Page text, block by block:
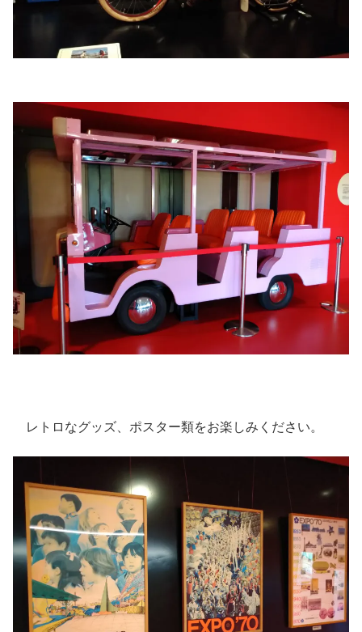
レトロなグッズ、ポスター類をお楽しみください。